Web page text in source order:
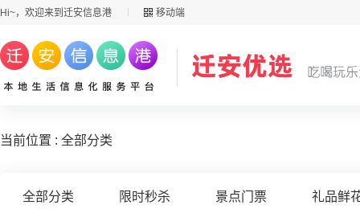
Hi~，欢迎来到迁安信息港 移动端
当前位置 : 全部分类
全部分类 限时秒杀 景点门票
礼品鲜